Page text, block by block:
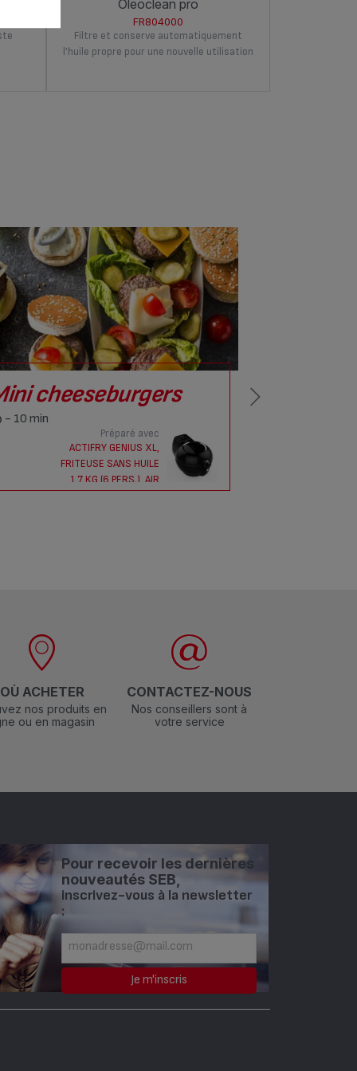
oleoclean pro
FR804000
Filtre et conserve automatiquement
l’huile propre pour une nouvelle utilisation
cheeseburgers
- 10 min
Préparé avec
ACTIFRY GENIUS XL,
FRITEUSE SANS HUILE
1,7 KG (6 PERS.), AIR
OÙ ACHETER
nos produits en
ou en magasin
CONTACTEZ-NOUS
Nos conseillers sont à
votre service
Pour recevoir les dernières
nouveautés SEB,
inscrivez-vous à la newsletter
: